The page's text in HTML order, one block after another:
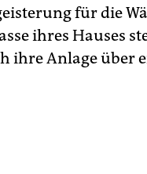
für die
ihres Hauses
ihre Anlage über